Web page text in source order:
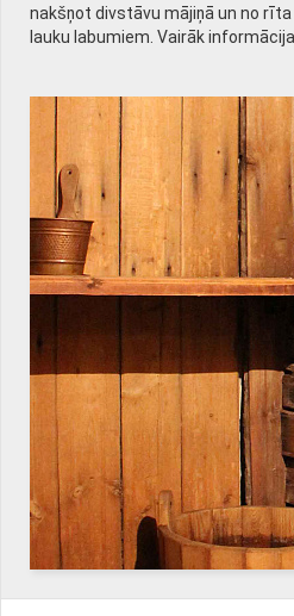
nakšņot divstāvu mājiņā un no
lauku labumiem. Vairāk